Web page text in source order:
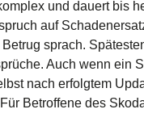
und dauert bis
auf
sprach.
Auch wenn ein
nach erfolgtem
Betroffene des